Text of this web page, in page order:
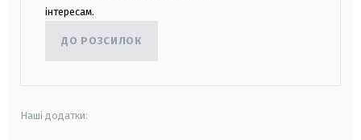
інтересам.
ДО РОЗСИЛОК
Наші додатки: